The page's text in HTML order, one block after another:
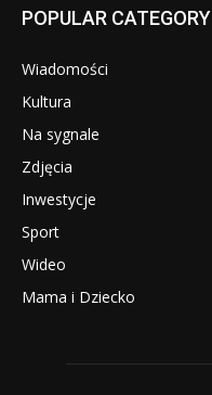
POPULAR CATEGORY
Wiadomości
Kultura
Na sygnale
Zdjęcia
Inwestycje
Sport
Wideo
Mama i Dziecko